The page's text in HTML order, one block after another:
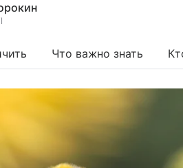
Что важно знать